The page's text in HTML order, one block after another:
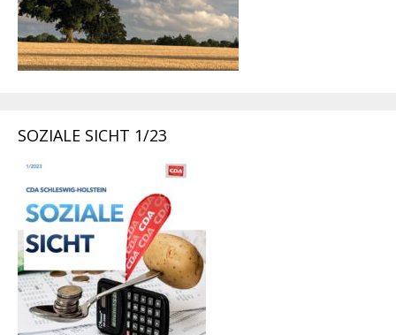
SOZIALE SICHT 1/23